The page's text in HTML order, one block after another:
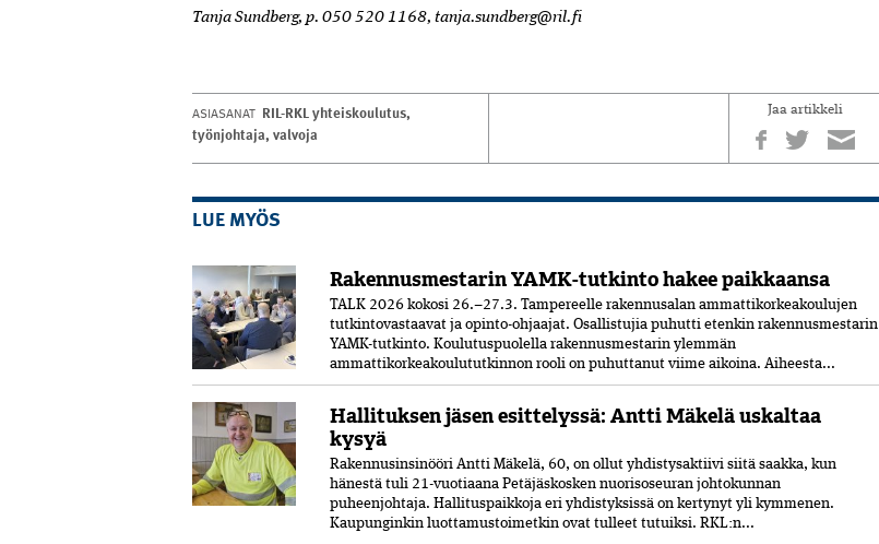
Tanja Sundberg, p. 050 520 1168, tanja.sundberg@ril.fi
ASIASANAT RIL-RKL yhteiskoulutus,
työnjohtaja,valvoja
Jaa artikkeli
LUE MYÖS
Rakennusmestarin YAMK-tutkinto hakee paikkaansa
TALK 2026 kokosi 26.–27.3. Tampereelle rakennusalan ammattikorkeakoulujen
tutkintovastaavat ja opinto-ohjaajat. Osallistujia puhutti etenkin rakennusmestarin
YAMK-tutkinto. Koulutuspuolella rakennusmestarin ylemmän
ammattikorkeakoulututkinnon rooli on puhuttanut viime ­aikoina. ­Aiheesta...
Hallituksen jäsen esittelyssä: Antti Mäkelä uskaltaa
kysyä
Rakennusinsinööri Antti Mäkelä, 60, on ollut yhdistysaktiivi siitä saakka, kun
hänestä tuli 21-vuo­tiaana Petäjäskosken nuoriso­seuran johtokunnan
puheenjohtaja. Hallituspaikkoja eri yhdistyksissä on kertynyt yli kymmenen.
Kaupunginkin luottamustoimetkin ovat tulleet tutuiksi. RKL:n...